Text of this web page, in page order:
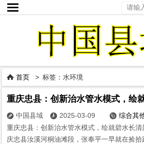

 首页 > 标签：水环境
重庆忠县：创新治水管水模式，绘
 中国县域  2025-03-09  综合其
重庆忠县：创新治水管水模式，绘就碧水长
庆忠县汝溪河桐油滩段，张奉平一早就在捡拾